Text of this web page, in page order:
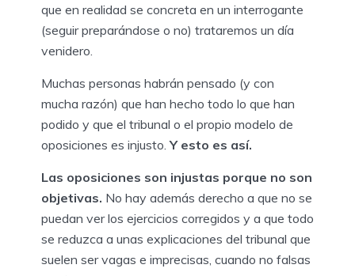
que en realidad se concreta en un interrogante
(seguir preparándose o no) trataremos un día
venidero.
Muchas personas habrán pensado (y con
mucha razón) que han hecho todo lo que han
podido y que el tribunal o el propio modelo de
oposiciones es injusto. Y esto es así.
Las oposiciones son injustas porque no son
objetivas. No hay además derecho a que no se
puedan ver los ejercicios corregidos y a que todo
se reduzca a unas explicaciones del tribunal que
suelen ser vagas e imprecisas, cuando no falsas